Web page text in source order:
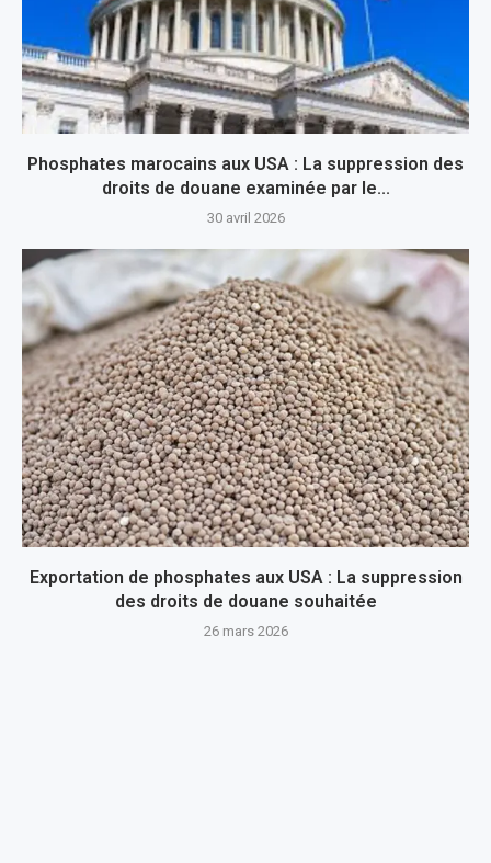
Phosphates marocains aux USA : La suppression des
droits de douane examinée par le...
30 avril 2026
Exportation de phosphates aux USA : La suppression
des droits de douane souhaitée
26 mars 2026